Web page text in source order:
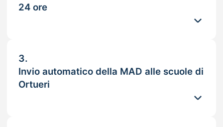
24 ore
3.
Invio automatico della MAD alle scuole di
Ortueri